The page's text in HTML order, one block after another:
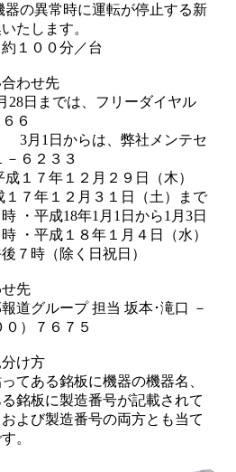
器の異常時に運転が停止する新
たします。
００分／台
わせ先
日までは、フリーダイヤル
６
、弊社メンテセ
－６２３３
７年１２月２９日（木）
７年１２月３１日（土）まで
・平成18年1月1日から1月3日
・平成１８年１月４日（水）
７時（除く日祝日）
先
道グループ 担当 坂本･滝口 －
０）７６７５
け方
てある銘板に機器の機器名、
銘板に製造番号が記載されて
よび製造番号の両方とも当て
。